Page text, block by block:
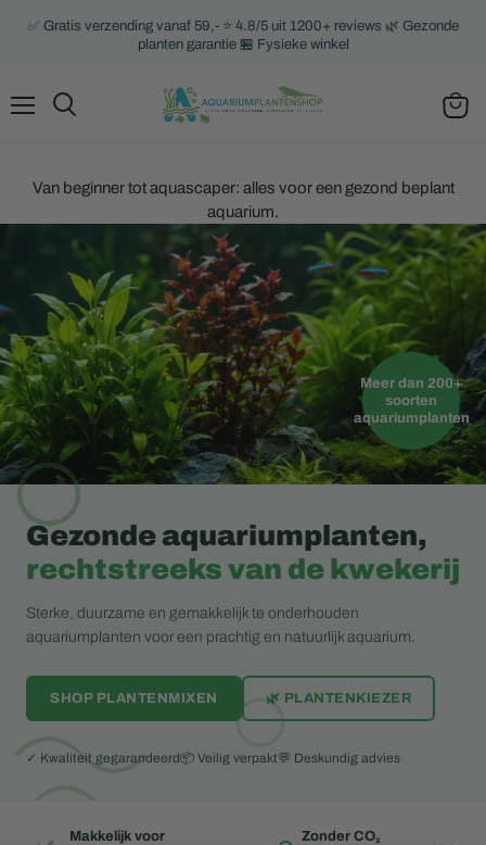
✅ Gratis verzending vanaf 59,- ⭐ 4.8/5 uit 1200+ reviews 🌿 Gezonde
planten garantie 🏪 Fysieke winkel
Van beginner tot aquascaper: alles voor een gezond beplant
aquarium.
Gezonde aquariumplanten,
rechtstreeks van de kwekerij
Sterke, duurzame en gemakkelijk te onderhouden
aquariumplanten voor een prachtig en natuurlijk aquarium.
SHOP PLANTENMIXEN 🌿 PLANTENKIEZER
✓ Kwaliteit gegarandeerd📦 Veilig verpakt💬 Deskundig advies
Meer dan 200+
soorten
aquariumplanten
Makkelijk voor
Zonder CO₂